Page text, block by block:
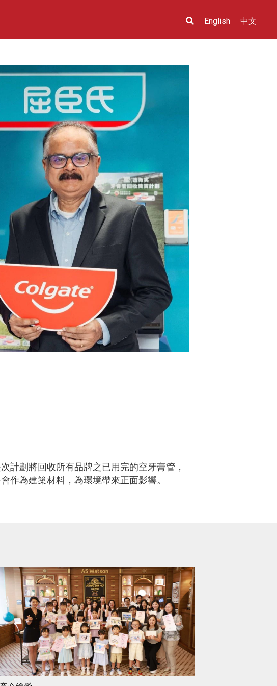
English 中文
計劃將回收所有品牌之已用完的空牙膏管，
作為建築材料，為環境帶來正面影響。